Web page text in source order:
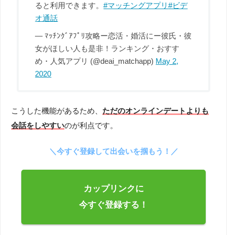
ると利用できます。#マッチングアプリ#ビデ
オ通話
— ﾏｯﾁﾝｸﾞｱﾌﾟﾘ攻略ー恋活・婚活にー彼氏・彼
女がほしい人も是非！ランキング・おすす
め・人気アプリ (@deai_matchapp) May 2,
2020
こうした機能があるため、 ただのオンラインデートよりも
会話をしやすいのが利点です。
＼今すぐ登録して出会いを掴もう！／
カップリンクに
今すぐ登録する！